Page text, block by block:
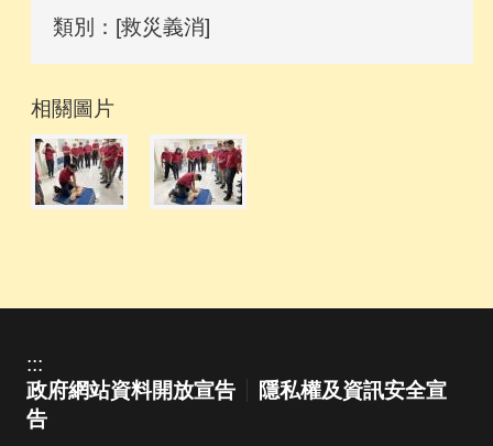
類別：[救災義消]
相關圖片
:::
政府網站資料開放宣告
隱私權及資訊安全宣
告